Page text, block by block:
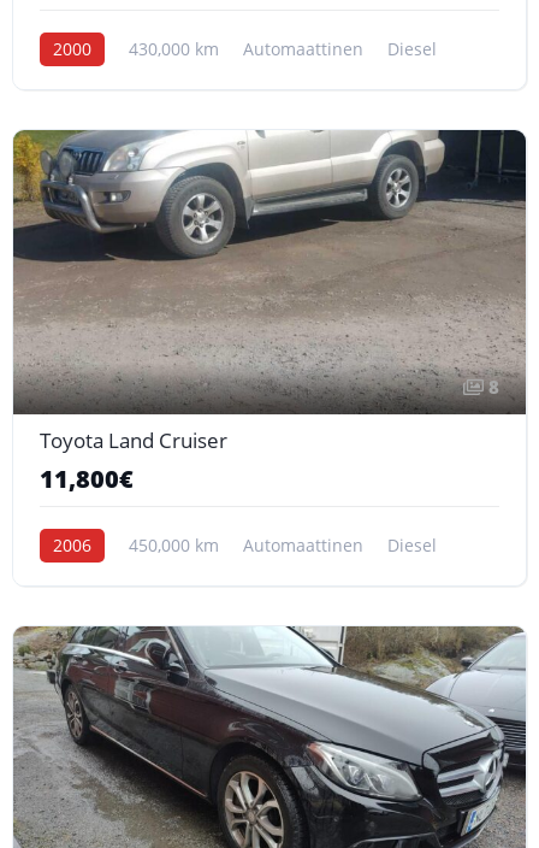
2000 430,000 km Automaattinen Diesel
8
Toyota Land Cruiser
11,800€
2006 450,000 km Automaattinen Diesel